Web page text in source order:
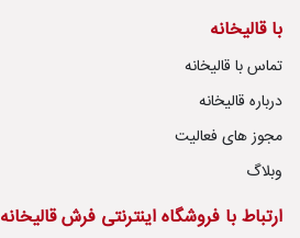
با قالیخانه
تماس با قالیخانه
درباره قالیخانه
مجوز های فعالیت
وبلاگ
ارتباط با فروشگاه اینترنتی فرش قالیخانه